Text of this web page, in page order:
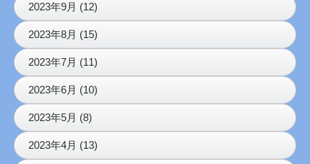
2023年9月 (12)
2023年8月 (15)
2023年7月 (11)
2023年6月 (10)
2023年5月 (8)
2023年4月 (13)